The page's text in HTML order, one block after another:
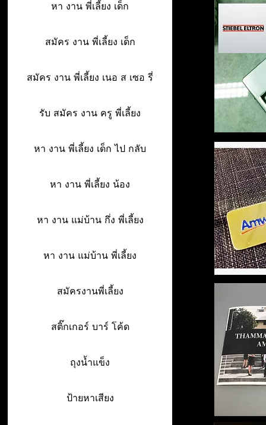
หา งาน พี่เลี้ยง เด็ก
สมัคร งาน พี่เลี้ยง เด็ก
สมัคร งาน พี่เลี้ยง เนอ ส เซอ รี่
รับ สมัคร งาน ครู พี่เลี้ยง
หา งาน พี่เลี้ยง เด็ก ไป กลับ
หา งาน พี่เลี้ยง น้อง
หา งาน แม่บ้าน กึ่ง พี่เลี้ยง
หา งาน แม่บ้าน พี่เลี้ยง
สมัครงานพี่เลี้ยง
สติ๊กเกอร์ บาร์ โค้ด
ถุงน้ำแข็ง
ป้ายหาเสียง